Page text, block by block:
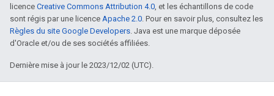
licence Creative Commons Attribution 4.0, et les échantillons de code
sont régis par une licence Apache 2.0. Pour en savoir plus, consultez les
Règles du site Google Developers. Java est une marque déposée
d'Oracle et/ou de ses sociétés affiliées.
Dernière mise à jour le 2023/12/02 (UTC).